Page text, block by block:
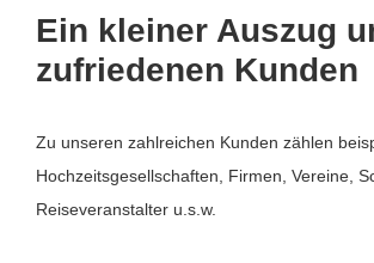
Ein kleiner Auszug
zufriedenen Kunden
Zu unseren zahlreichen Kunden zählen
Hochzeitsgesellschaften, Firmen, Vereine,
Reiseveranstalter u.s.w.